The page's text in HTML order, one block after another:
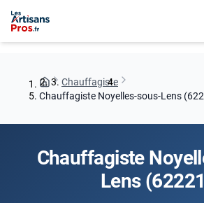
Chauffagiste
Chauffagiste Noyelles-sous-Lens
Chauffagiste
Lens